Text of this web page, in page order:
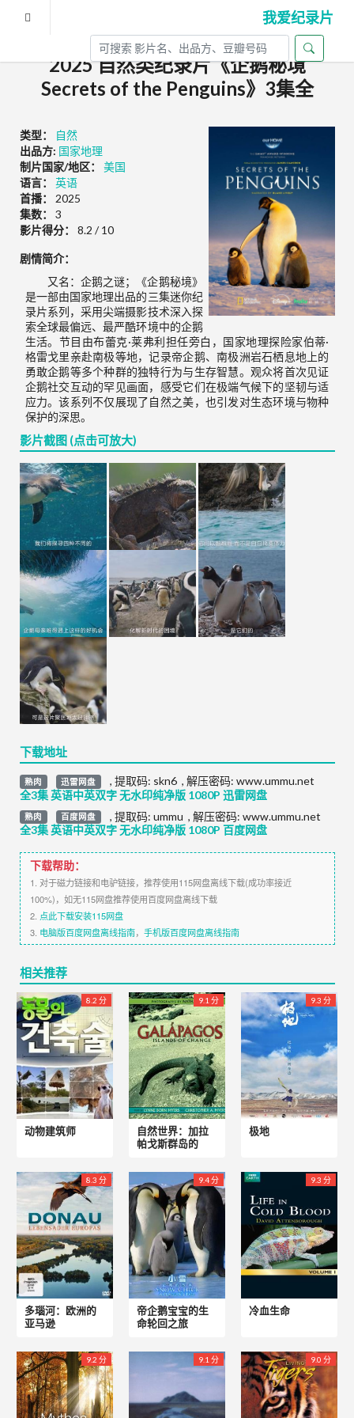
我爱纪录片
2025 自然类纪录片《企鹅秘境
Secrets of the Penguins》3集全
类型：
自然
出品方: 国家地理
制片国家/地区：
美国
语言：
英语
首播：
2025
集数：
3
影片得分：
8.2 / 10
剧情简介：
又名：企鹅之谜；《企鹅秘境》
是一部由国家地理出品的三集迷你纪
录片系列，采用尖端摄影技术深入探
索全球最偏远、最严酷环境中的企鹅
生活。节目由布蕾克·莱弗利担任旁白，国家地理探险家伯蒂·
格雷戈里亲赴南极等地，记录帝企鹅、南极洲岩石栖息地上的
勇敢企鹅等多个种群的独特行为与生存智慧。观众将首次见证
企鹅社交互动的罕见画面，感受它们在极端气候下的坚韧与适
应力。该系列不仅展现了自然之美，也引发对生态环境与物种
保护的深思。
影片截图 (点击可放大)
下载地址
熟肉 迅雷网盘
全3集 英语中英双字 无水印纯净版 1080P 迅雷网盘
, 提取码: skn6, 解压密码: www.ummu.net
熟肉 百度网盘
全3集 英语中英双字 无水印纯净版 1080P 百度网盘
, 提取码: ummu , 解压密码: www.ummu.net
下载帮助：
1. 对于磁力链接和电驴链接，推荐使用115网盘离线下载(成功率接近
100%)，如无115网盘推荐使用百度网盘离线下载
2. 点此下载安装115网盘
3. 电脑版百度网盘离线指南， 手机版百度网盘离线指南
相关推荐
8.2 分
动物建筑师
9.1 分
自然世界：加拉
帕戈斯群岛的
9.3 分
极地
8.3 分
多瑙河：欧洲的
亚马逊
9.4 分
帝企鹅宝宝的生
命轮回之旅
9.3 分
冷血生命
9.2 分 9.1 分 9.0 分